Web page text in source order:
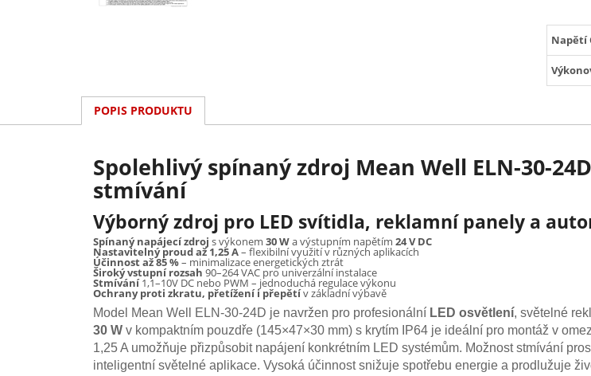
Napětí
POPIS PRODUKTU
Spolehlivý spínaný zdroj Mean Well ELN-30-
stmívání
Výborný zdroj pro LED svítidla, reklamní panely a
Spínaný napájecí zdroj s výkonem 30 Wa výstupním napětím 24 V DC
Nastavitelný proud až 1,25 A– flexibilní využití v různých aplikacích
Účinnost až 85 %– minimalizace energetických ztrát
Široký vstupní rozsah 90–264 VAC pro univerzální instalace
Stmívání1,1–10V DC nebo PWM – jednoduchá regulace výkonu
Ochrany proti zkratu, přetížení i přepětív základní výbavě
Model Mean Well ELN-30-24D je navržen pro profesionální LED osvětlení, světelné
30 W v kompaktním pouzdře (145×47×30 mm) s krytím IP64 je ideální pro montáž v
1,25 A umožňuje přizpůsobit napájení konkrétním LED systémům. Možnost stmívání
inteligentní světelné aplikace. Vysoká účinnost snižuje spotřebu energie a prodlužuje